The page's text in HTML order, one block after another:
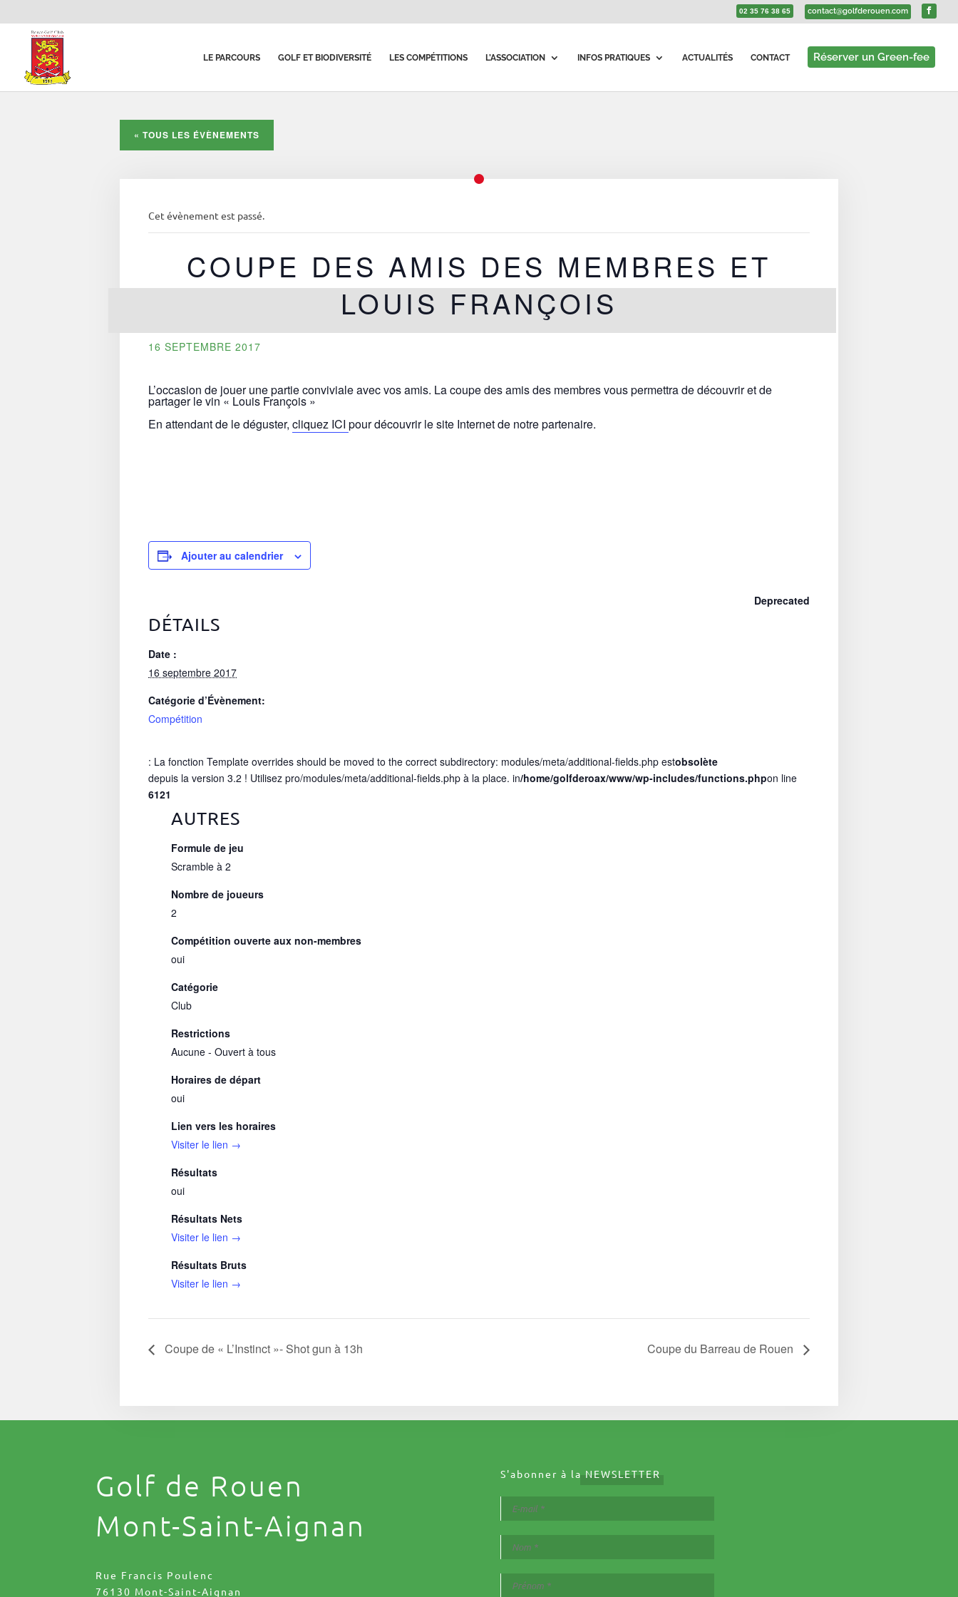
02 35 76 38 65 contact@golfderouen.com
LE PARCOURS GOLF ET BIODIVERSITÉ LES COMPÉTITIONS L’ASSOCIATION INFOS PRATIQUES ACTUALITÉS CONTACT Réserver un Green-fee
« TOUS LES ÉVÈNEMENTS
Cet évènement est passé.
COUPE DES AMIS DES MEMBRES ET
LOUIS FRANÇOIS
16 SEPTEMBRE 2017
L’occasion de jouer une partie conviviale avec vos amis. La coupe des amis des membres vous permettra de découvrir et de
partager le vin « Louis François »
En attendant de le déguster, cliquez ICI pour découvrir le site Internet de notre partenaire.
Ajouter au calendrier
DÉTAILS
Date :
16 septembre 2017
Catégorie d’Évènement:
Compétition
Deprecated
: La fonction Template overrides should be moved to the correct subdirectory: modules/meta/additional-fields.php estobsolète
depuis la version 3.2 ! Utilisez pro/modules/meta/additional-fields.php à la place. in/home/golfderoax/www/wp-includes/functions.phpon line
6121
AUTRES
Formule de jeu
Scramble à 2
Nombre de joueurs
2
Compétition ouverte aux non-membres
oui
Catégorie
Club
Restrictions
Aucune - Ouvert à tous
Horaires de départ
oui
Lien vers les horaires
Visiter le lien →
Résultats
oui
Résultats Nets
Visiter le lien →
Résultats Bruts
Visiter le lien →
Coupe de « L’Instinct »- Shot gun à 13h Coupe du Barreau de Rouen
Golf de Rouen
Mont-Saint-Aignan
Rue Francis Poulenc
76130 Mont-Saint-Aignan
S'abonner à la NEWSLETTER